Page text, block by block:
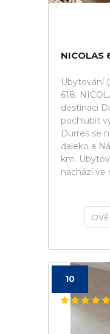
NICOLAS
Ubytování
618.
destinaci
pochlubit
Durrës se
daleko a
km.
nachází ve
10